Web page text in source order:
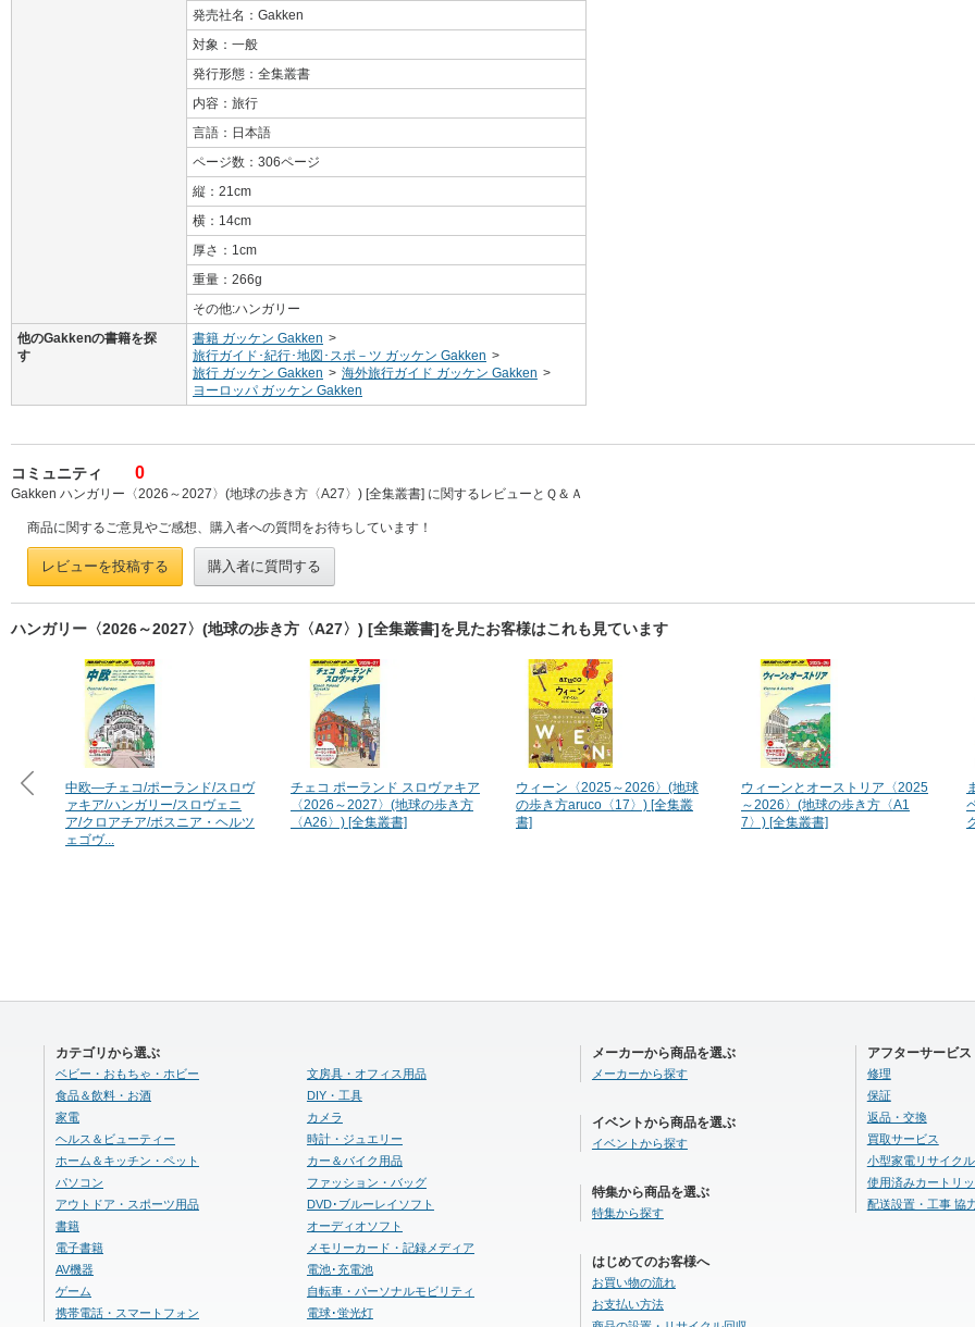
発売社名：Gakken
対象：一般
発行形態：全集叢書
内容：旅行
言語：日本語
ページ数：306ページ
縦：21cm
横：14cm
厚さ：1cm
重量：266g
その他:ハンガリー
他のGakkenの書籍を探
す
書籍 ガッケン Gakken >
旅行ガイド･紀行･地図･スポ－ツ ガッケン Gakken >
旅行 ガッケン Gakken > 海外旅行ガイド ガッケン Gakken >
ヨーロッパ ガッケン Gakken
コミュニティ 0
Gakken ハンガリー〈2026～2027〉(地球の歩き方〈A27〉) [全集叢書] に関するレビューとＱ＆Ａ
商品に関するご意見やご感想、購入者への質問をお待ちしています！
レビューを投稿する 購入者に質問する
ハンガリー〈2026～2027〉(地球の歩き方〈A27〉) [全集叢書]を見たお客様はこれも見ています
中欧―チェコ/ポーランド/スロヴ
ァキア/ハンガリー/スロヴェニ
ア/クロアチア/ボスニア・ヘルツ
ェゴヴ...
チェコ ポーランド スロヴァキア
〈2026～2027〉(地球の歩き方
〈A26〉) [全集叢書]
ウィーン〈2025～2026〉(地球
の歩き方aruco〈17〉) [全集叢
書]
ウィーンとオーストリア〈2025
～2026〉(地球の歩き方〈A1
7〉) [全集叢書]
カテゴリから選ぶ
ベビー・おもちゃ・ホビー
食品＆飲料・お酒
家電
ヘルス＆ビューティー
ホーム＆キッチン・ペット
パソコン
アウトドア・スポーツ用品
書籍
電子書籍
AV機器
ゲーム
携帯電話・スマートフォン
文房具・オフィス用品
DIY・工具
カメラ
時計・ジュエリー
カー＆バイク用品
ファッション・バッグ
DVD･ブルーレイソフト
オーディオソフト
メモリーカード・記録メディア
電池･充電池
自転車・パーソナルモビリティ
電球･蛍光灯
メーカーから商品を選ぶ
メーカーから探す
イベントから商品を選ぶ
イベントから探す
特集から商品を選ぶ
特集から探す
はじめてのお客様へ
お買い物の流れ
お支払い方法
アフターサービス
修理
保証
返品・交換
買取サービス
小型家電リサイク
使用済みカートリ
配送設置・工事 協